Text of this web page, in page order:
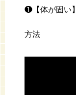
❶【体が固い
方法